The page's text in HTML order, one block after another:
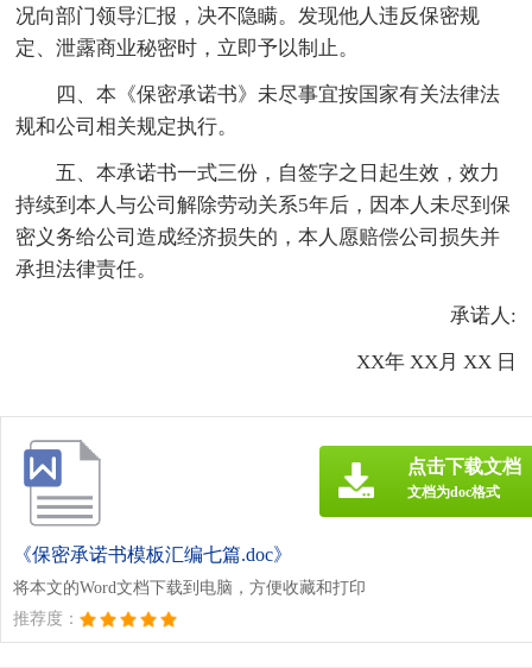
况向部门领导汇报，决不隐瞒。发现他人违反保密规
定、泄露商业秘密时，立即予以制止。
四、本《保密承诺书》未尽事宜按国家有关法律法
规和公司相关规定执行。
五、本承诺书一式三份，自签字之日起生效，效力
持续到本人与公司解除劳动关系5年后，因本人未尽到保
密义务给公司造成经济损失的，本人愿赔偿公司损失并
承担法律责任。
承诺人:
XX年 XX月 XX 日
《保密承诺书模板汇编七篇.doc》
将本文的Word文档下载到电脑，方便收藏和打印
推荐度：
点击下载文档
文档为doc格式